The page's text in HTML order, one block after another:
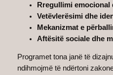
Rregullimi emocional
Vetëvlerësimi dhe
Mekanizmat e
Aftësitë sociale dhe
Programet tona janë të
ndihmojmë të ndërtoni